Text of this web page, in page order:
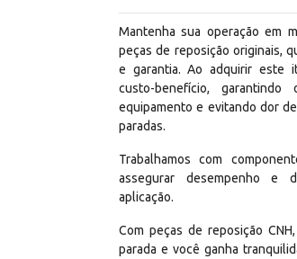
Mantenha sua operação em
peças de reposição originais,
e garantia. Ao adquirir este
custo-benefício,
equipamento e evitando dor
paradas.
Trabalhamos com
assegurar desempenho e
aplicação.
Com peças de reposição
parada e você ganha